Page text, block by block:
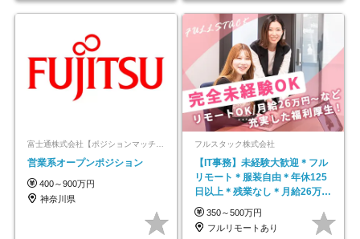
営業系オープンポジション
400～900万円
神奈川県
フルスタック株式会社
【IT事務】未経験大歓迎＊フル
リモート＊服装自由＊年休125
日以上＊残業なし＊月給26万円
以上
350～500万円
フルリモートあり